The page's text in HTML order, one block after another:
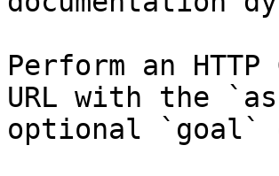
Perform an
URL with the
optional `goal`